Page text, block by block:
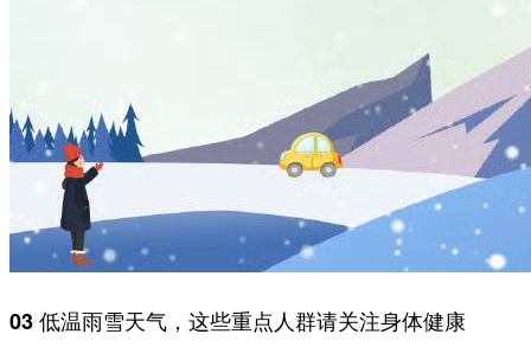
03 低温雨雪天气，这些重点人群请关注身体健康